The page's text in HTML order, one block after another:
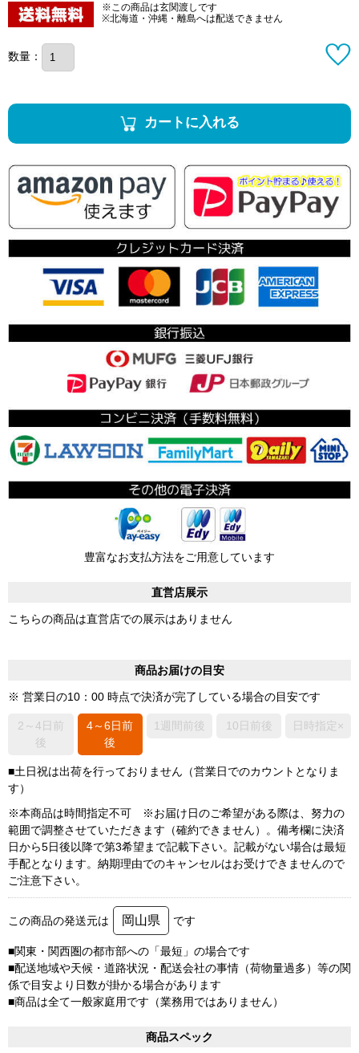
※この商品は玄関渡しです
※北海道・沖縄・離島へは配送できません
数量：
カートに入れる
豊富なお支払方法をご用意しています
直営店展示
こちらの商品は直営店での展示はありません
商品お届けの目安
※ 営業日の10：00 時点で決済が完了している場合の目安です
2～4日前
後
4～6日前
後
1週間前後 10日前後 日時指定×
■土日祝は出荷を行っておりません（営業日でのカウントとなりま
す）
※本商品は時間指定不可 ※お届け日のご希望がある際は、努力の
範囲で調整させていただきます（確約できません）。備考欄に決済
日から5日後以降で第3希望まで記載下さい。記載がない場合は最短
手配となります。納期理由でのキャンセルはお受けできませんので
ご注意下さい。
この商品の発送元は 岡山県 です
■関東・関西圏の都市部への「最短」の場合です
■配送地域や天候・道路状況・配送会社の事情（荷物量過多）等の関
係で目安より日数が掛かる場合があります
■商品は全て一般家庭用です（業務用ではありません）
商品スペック